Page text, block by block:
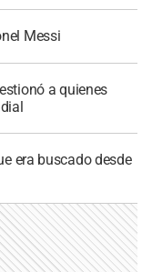
Messi
a quienes
era buscado desde